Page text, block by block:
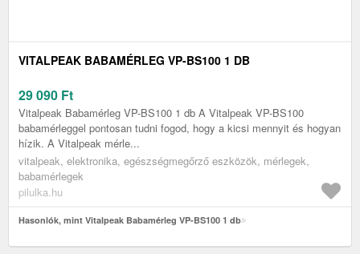
VITALPEAK BABAMÉRLEG VP-BS100 1 DB
29 090 Ft
Vitalpeak Babamérleg VP-BS100 1 db A Vitalpeak VP-BS100
babamérleggel pontosan tudni fogod, hogy a kicsi mennyit és hogyan
hízik. A Vitalpeak mérle...
vitalpeak, elektronika, egészségmegőrző eszközök, mérlegek,
babamérlegek
pilulka.hu
Hasonlók, mint Vitalpeak Babamérleg VP-BS100 1 db